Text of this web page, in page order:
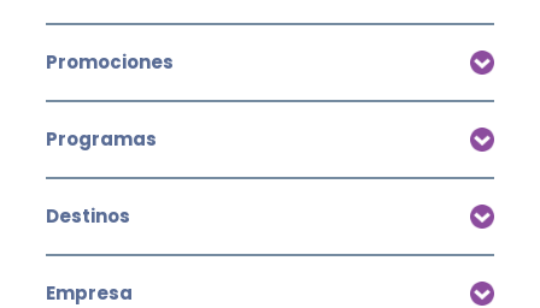
Promociones
Programas
Destinos
Empresa